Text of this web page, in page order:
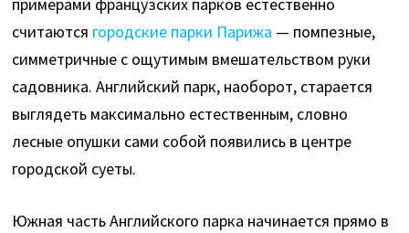
примерами французских парков естественно
считаются городские парки Парижа — помпезные,
симметричные с ощутимым вмешательством руки
садовника. Английский парк, наоборот, старается
выглядеть максимально естественным, словно
лесные опушки сами собой появились в центре
городской суеты.
Южная часть Английского парка начинается прямо в